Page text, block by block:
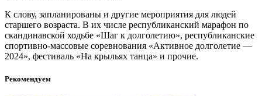
К слову, запланированы и другие мероприятия для людей
старшего возраста. В их числе республиканский марафон по
скандинавской ходьбе «Шаг к долголетию», республиканские
спортивно-массовые соревнования «Активное долголетие —
2024», фестиваль «На крыльях танца» и прочие.
Рекомендуем